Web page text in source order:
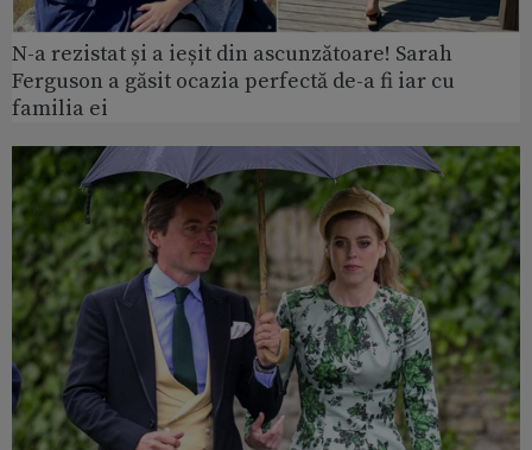
N-a rezistat și a ieșit din ascunzătoare! Sarah
Ferguson a găsit ocazia perfectă de-a fi iar cu
familia ei